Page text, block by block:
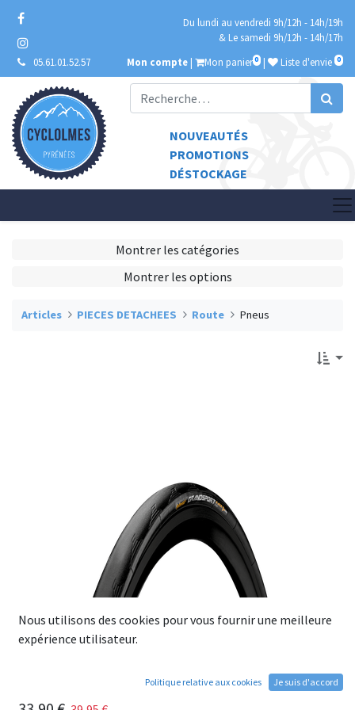
Du lundi au vendredi 9h/12h - 14h/19h
& Le samedi 9h/12h - 14h/17h
05.61.01.52.57
Mon compte | Mon panier 0 | Liste d'envie 0
NOUVEAUTÉS
PROMOTIONS
DÉSTOCKAGE
Montrer les catégories
Montrer les options
Articles PIECES DETACHEES Route Pneus
Pneu CONTINENTAL Grand Sport Race 700x25 noir
Nous utilisons des cookies pour vous fournir une meilleure
expérience utilisateur.
Politique relative aux cookies Je suis d'accord